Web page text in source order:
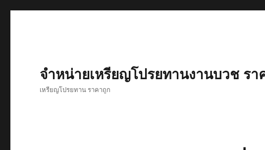
จำหน่ายเหรียญโปรยทานงานบวช รา
เหรียญโปรยทาน ราคาถูก